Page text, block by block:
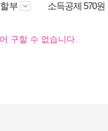
부 소득공제 570원
구할 수 없습니다.